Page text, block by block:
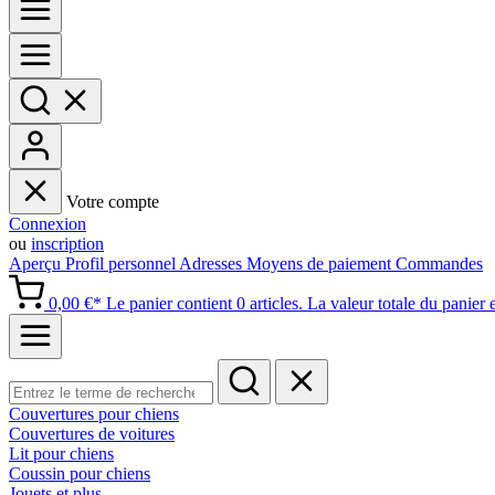
Votre compte
Connexion
ou inscription
Aperçu Profil personnel Adresses Moyens de paiement Commandes
0,00 €* Le panier contient 0 articles. La valeur totale du panier
Couvertures pour chiens
Couvertures de voitures
Lit pour chiens
Coussin pour chiens